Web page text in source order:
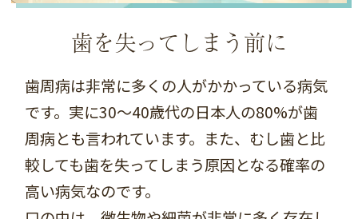
歯を失ってしまう前に
歯周病は非常に多くの人がかかっている病気
です。実に30～40歳代の日本人の80%が歯
周病とも言われています。また、むし歯と比
較しても歯を失ってしまう原因となる確率の
高い病気なのです。